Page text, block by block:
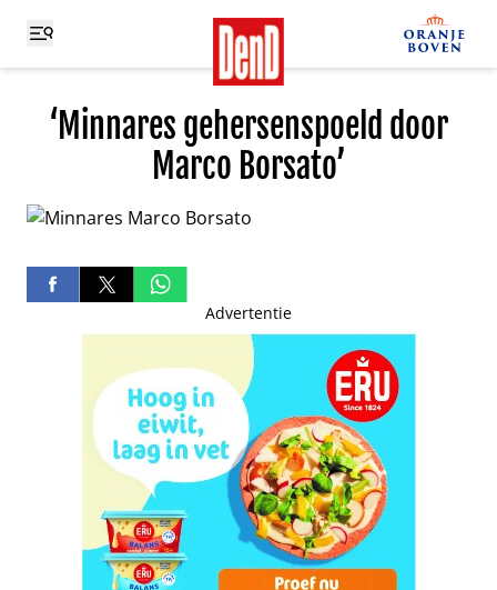
‘Minnares gehersenspoeld door
Marco Borsato’
Advertentie